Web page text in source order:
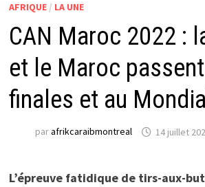
AFRIQUE/ LA UNE
CAN Maroc 2022 :
et le Maroc
finales et au Mondial
parafrikcaraibmontreal 14 juillet
L’épreuve fatidique de tirs-aux-